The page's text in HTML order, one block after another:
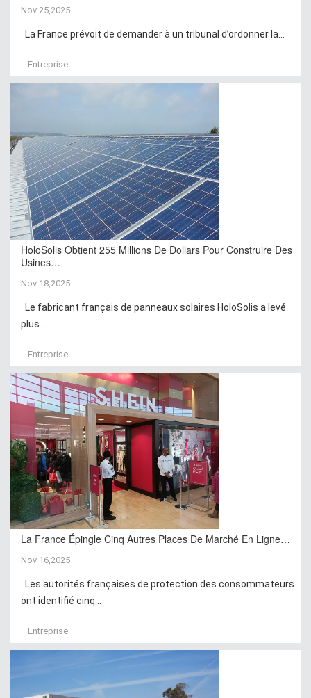
Nov 25,2025
La France prévoit de demander à un tribunal d’ordonner la...
Entreprise
HoloSolis Obtient 255 Millions De Dollars Pour Construire Des
Usines…
Nov 18,2025
Le fabricant français de panneaux solaires HoloSolis a levé
plus...
Entreprise
La France Épingle Cinq Autres Places De Marché En Ligne…
Nov 16,2025
Les autorités françaises de protection des consommateurs
ont identifié cinq...
Entreprise